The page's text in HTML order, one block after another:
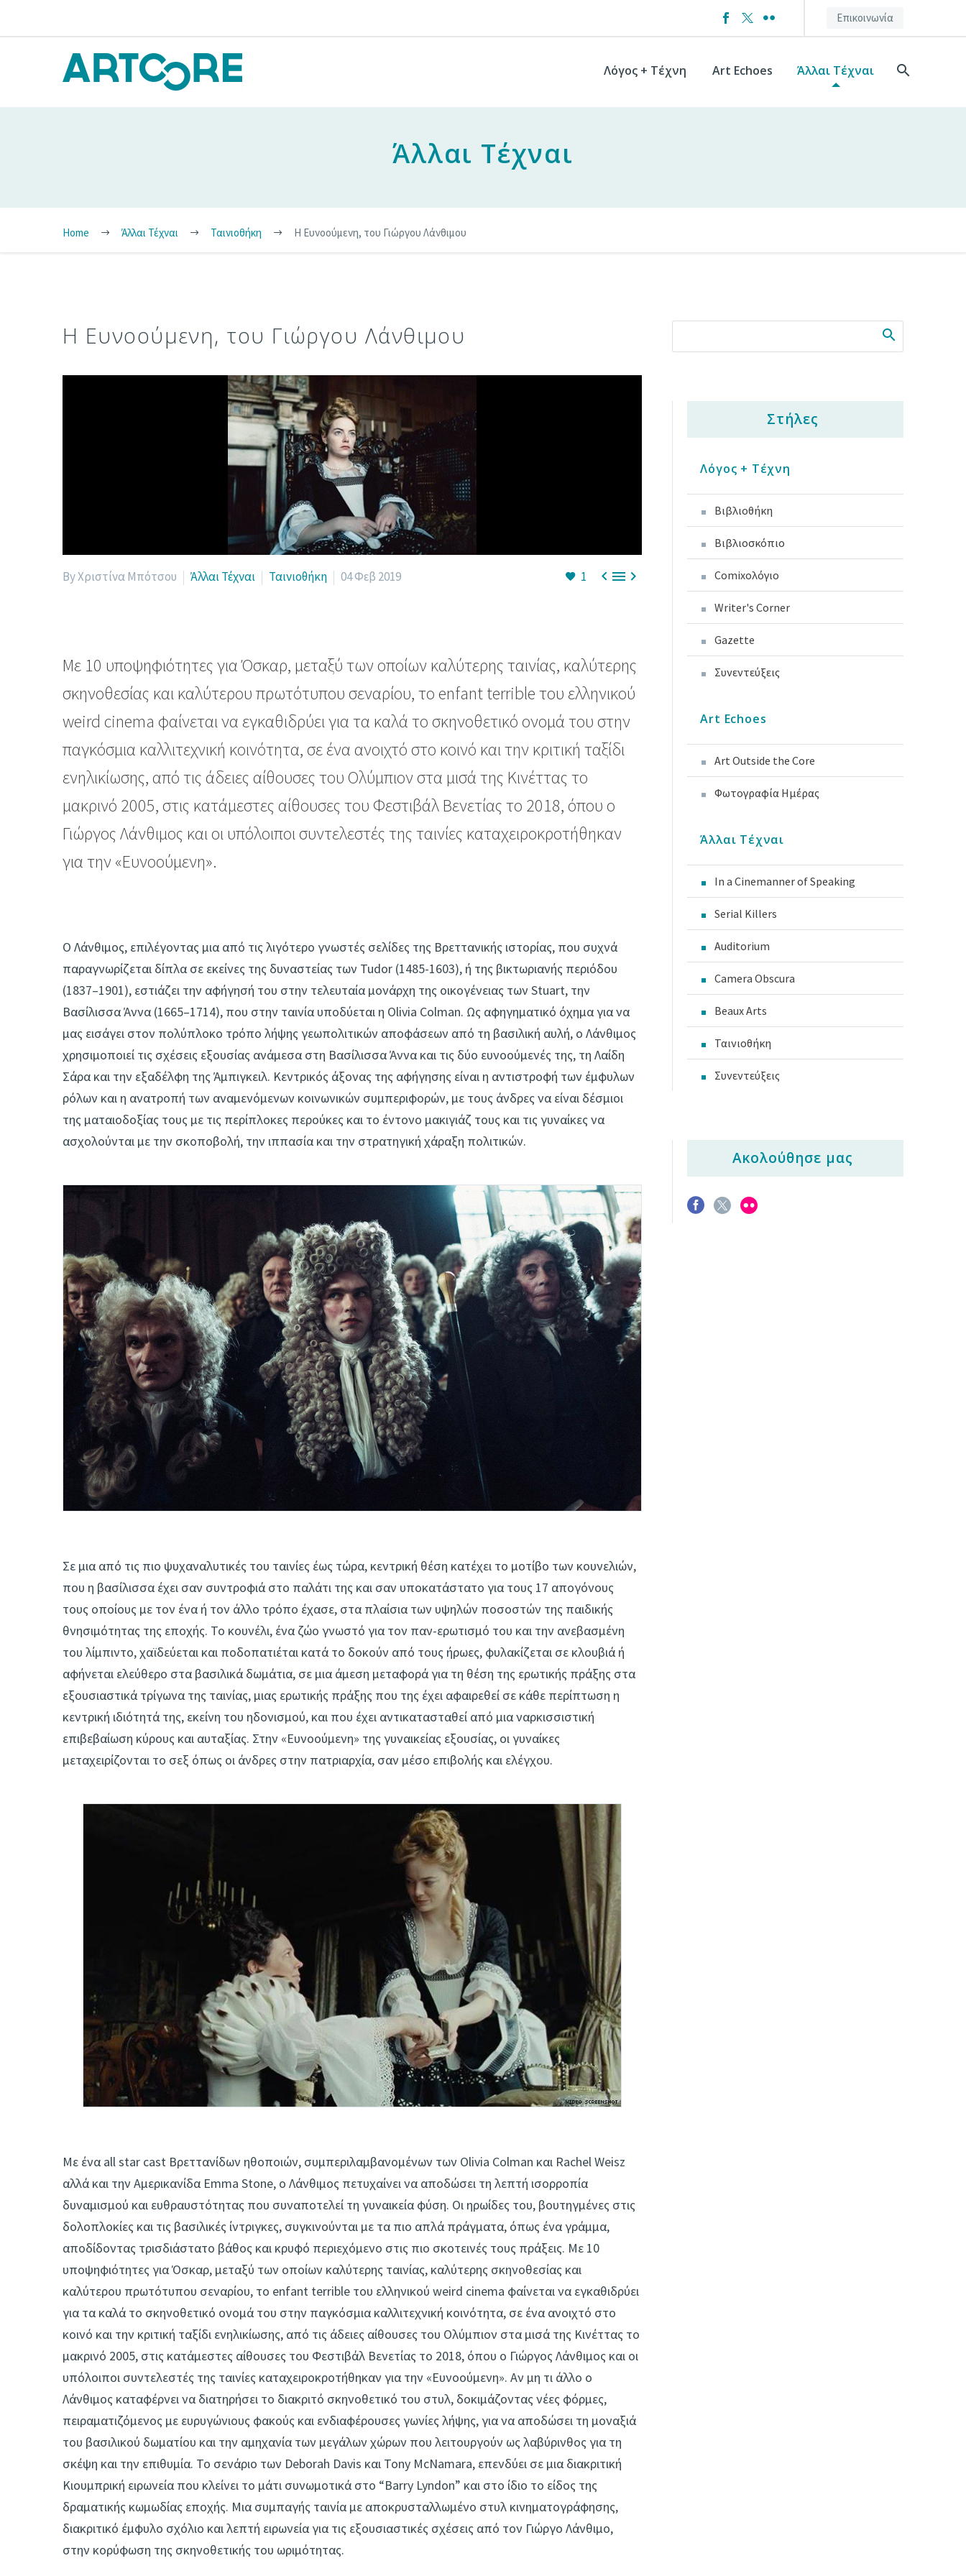
Επικοινωνία
Λόγος + Τέχνη Art Echoes Άλλαι Τέχναι
Άλλαι Τέχναι
Home Άλλαι Τέχναι Ταινιοθήκη Η Ευνοούμενη, του Γιώργου Λάνθιμου
Η Ευνοούμενη, του Γιώργου Λάνθιμου
1 
By Χριστίνα Μπότσου Άλλαι Τέχναι Ταινιοθήκη 04 Φεβ 2019
Με 10 υποψηφιότητες για Όσκαρ, μεταξύ των οποίων καλύτερης ταινίας, καλύτερης
σκηνοθεσίας και καλύτερου πρωτότυπου σεναρίου, το enfant terrible του ελληνικού
weird cinema φαίνεται να εγκαθιδρύει για τα καλά το σκηνοθετικό ονομά του στην
παγκόσμια καλλιτεχνική κοινότητα, σε ένα ανοιχτό στο κοινό και την κριτική ταξίδι
ενηλικίωσης, από τις άδειες αίθουσες του Ολύμπιον στα μισά της Κινέττας το
μακρινό 2005, στις κατάμεστες αίθουσες του Φεστιβάλ Βενετίας το 2018, όπου ο
Γιώργος Λάνθιμος και οι υπόλοιποι συντελεστές της ταινίες καταχειροκροτήθηκαν
για την «Ευνοούμενη».
Ο Λάνθιμος, επιλέγοντας μια από τις λιγότερο γνωστές σελίδες της Βρεττανικής ιστορίας, που συχνά
παραγνωρίζεται δίπλα σε εκείνες της δυναστείας των Tudor (1485-1603), ή της βικτωριανής περιόδου
(1837–1901), εστιάζει την αφήγησή του στην τελευταία μονάρχη της οικογένειας των Stuart, την
Βασίλισσα Άννα (1665–1714), που στην ταινία υποδύεται η Olivia Colman. Ως αφηγηματικό όχημα για να
μας εισάγει στον πολύπλοκο τρόπο λήψης γεωπολιτικών αποφάσεων από τη βασιλική αυλή, ο Λάνθιμος
χρησιμοποιεί τις σχέσεις εξουσίας ανάμεσα στη Βασίλισσα Άννα και τις δύο ευνοούμενές της, τη Λαίδη
Σάρα και την εξαδέλφη της Άμπιγκειλ. Κεντρικός άξονας της αφήγησης είναι η αντιστροφή των έμφυλων
ρόλων και η ανατροπή των αναμενόμενων κοινωνικών συμπεριφορών, με τους άνδρες να είναι δέσμιοι
της ματαιοδοξίας τους με τις περίπλοκες περούκες και το έντονο μακιγιάζ τους και τις γυναίκες να
ασχολούνται με την σκοποβολή, την ιππασία και την στρατηγική χάραξη πολιτικών.
Σε μια από τις πιο ψυχαναλυτικές του ταινίες έως τώρα, κεντρική θέση κατέχει το μοτίβο των κουνελιών,
που η βασίλισσα έχει σαν συντροφιά στο παλάτι της και σαν υποκατάστατο για τους 17 απογόνους
τους οποίους με τον ένα ή τον άλλο τρόπο έχασε, στα πλαίσια των υψηλών ποσοστών της παιδικής
θνησιμότητας της εποχής. Το κουνέλι, ένα ζώο γνωστό για τον παν-ερωτισμό του και την ανεβασμένη
του λίμπιντο, χαϊδεύεται και ποδοπατιέται κατά το δοκούν από τους ήρωες, φυλακίζεται σε κλουβιά ή
αφήνεται ελεύθερο στα βασιλικά δωμάτια, σε μια άμεση μεταφορά για τη θέση της ερωτικής πράξης στα
εξουσιαστικά τρίγωνα της ταινίας, μιας ερωτικής πράξης που της έχει αφαιρεθεί σε κάθε περίπτωση η
κεντρική ιδιότητά της, εκείνη του ηδονισμού, και που έχει αντικατασταθεί από μια ναρκισσιστική
επιβεβαίωση κύρους και αυταξίας. Στην «Ευνοούμενη» της γυναικείας εξουσίας, οι γυναίκες
μεταχειρίζονται το σεξ όπως οι άνδρες στην πατριαρχία, σαν μέσο επιβολής και ελέγχου.
Με ένα all star cast Βρεττανίδων ηθοποιών, συμπεριλαμβανομένων των Olivia Colman και Rachel Weisz
αλλά και την Αμερικανίδα Emma Stone, ο Λάνθιμος πετυχαίνει να αποδώσει τη λεπτή ισορροπία
δυναμισμού και ευθραυστότητας που συναποτελεί τη γυναικεία φύση. Οι ηρωίδες του, βουτηγμένες στις
δολοπλοκίες και τις βασιλικές ίντριγκες, συγκινούνται με τα πιο απλά πράγματα, όπως ένα γράμμα,
αποδίδοντας τρισδιάστατο βάθος και κρυφό περιεχόμενο στις πιο σκοτεινές τους πράξεις. Με 10
υποψηφιότητες για Όσκαρ, μεταξύ των οποίων καλύτερης ταινίας, καλύτερης σκηνοθεσίας και
καλύτερου πρωτότυπου σεναρίου, το enfant terrible του ελληνικού weird cinema φαίνεται να εγκαθιδρύει
για τα καλά το σκηνοθετικό ονομά του στην παγκόσμια καλλιτεχνική κοινότητα, σε ένα ανοιχτό στο
κοινό και την κριτική ταξίδι ενηλικίωσης, από τις άδειες αίθουσες του Ολύμπιον στα μισά της Κινέττας το
μακρινό 2005, στις κατάμεστες αίθουσες του Φεστιβάλ Βενετίας το 2018, όπου ο Γιώργος Λάνθιμος και οι
υπόλοιποι συντελεστές της ταινίες καταχειροκροτήθηκαν για την «Ευνοούμενη». Αν μη τι άλλο ο
Λάνθιμος καταφέρνει να διατηρήσει το διακριτό σκηνοθετικό του στυλ, δοκιμάζοντας νέες φόρμες,
πειραματιζόμενος με ευρυγώνιους φακούς και ενδιαφέρουσες γωνίες λήψης, για να αποδώσει τη μοναξιά
του βασιλικού δωματίου και την αμηχανία των μεγάλων χώρων που λειτουργούν ως λαβύρινθος για τη
σκέψη και την επιθυμία. Το σενάριο των Deborah Davis και Tony McNamara, επενδύει σε μια διακριτική
Κιουμπρική ειρωνεία που κλείνει το μάτι συνωμοτικά στο “Barry Lyndon” και στο ίδιο το είδος της
δραματικής κωμωδίας εποχής. Μια συμπαγής ταινία με αποκρυσταλλωμένο στυλ κινηματογράφησης,
διακριτικό έμφυλο σχόλιο και λεπτή ειρωνεία για τις εξουσιαστικές σχέσεις από τον Γιώργο Λάνθιμο,
στην κορύφωση της σκηνοθετικής του ωριμότητας.
Στήλες
Λόγος + Τέχνη
Βιβλιοθήκη
Βιβλιοσκόπιο
Comixoλόγιο
Writer's Corner
Gazette
Συνεντεύξεις
Art Echoes
Art Outside the Core
Φωτογραφία Ημέρας
Άλλαι Τέχναι
In a Cinemanner of Speaking
Serial Killers
Auditorium
Camera Obscura
Beaux Arts
Ταινιοθήκη
Συνεντεύξεις
Ακολούθησε μας